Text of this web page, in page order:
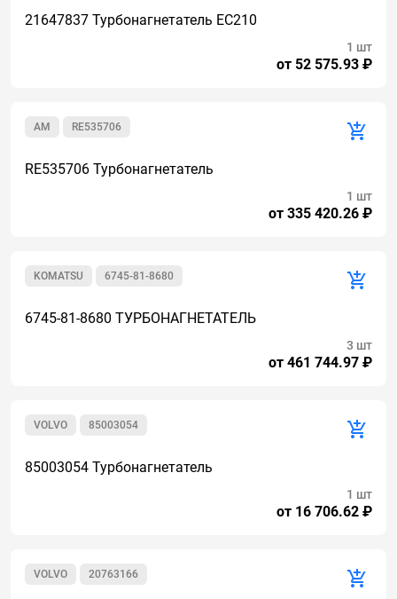
21647837 Турбонагнетатель EC210
от 52 575.93 ₽
1 шт
RE535706
AM
RE535706 Турбонагнетатель
от 335 420.26 ₽
1 шт
6745-81-8680
KOMATSU
6745-81-8680 ТУРБОНАГНЕТАТЕЛЬ
от 461 744.97 ₽
3 шт
85003054
VOLVO
85003054 Турбонагнетатель
от 16 706.62 ₽
1 шт
20763166
VOLVO